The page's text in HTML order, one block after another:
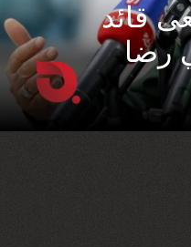
قائد
رضا